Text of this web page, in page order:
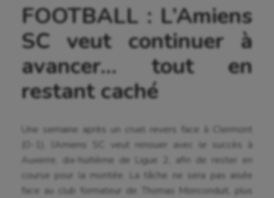
FOOTBALL : L’Amiens
SC veut continuer à
avancer… tout en
restant caché
Une semaine après un cruel revers face à Clermont
(0-1), l’Amiens SC veut renouer avec le succès à
Auxerre, dix-huitième de Ligue 2, afin de rester en
course pour la montée. La tâche ne sera pas aisée
face au club formateur de Thomas Monconduit, plus